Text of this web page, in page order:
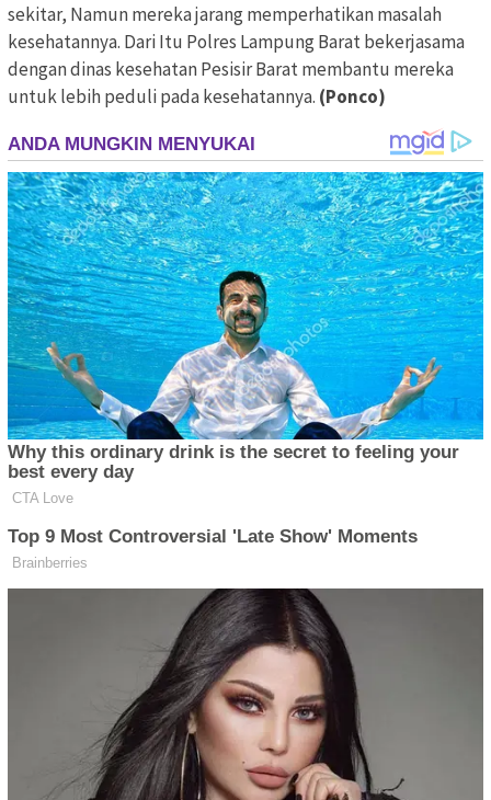
sekitar, Namun mereka jarang memperhatikan masalah
kesehatannya. Dari Itu Polres Lampung Barat bekerjasama
dengan dinas kesehatan Pesisir Barat membantu mereka
untuk lebih peduli pada kesehatannya. (Ponco)